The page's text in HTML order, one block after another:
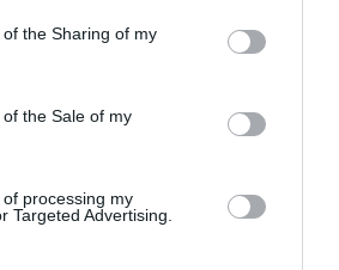
or usage behaviour. You may click to
to Google and its third-party tags to
specified purposes in below Google
the Sharing of my
the Sale of my
processing my
Targeted Advertising.
, καταλήγει ο κ.